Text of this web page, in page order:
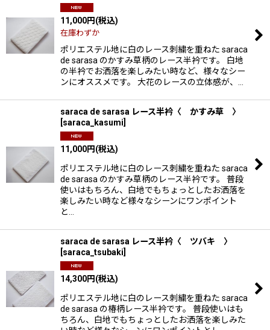
11,000円(税込)
在庫わずか
ポリエステル地に白のレース刺繍を重ねた saraca
de sarasa のかすみ草柄のレース半衿です。 白地
の半衿でお洒落を楽しみたい時など、様々なシー
ンにオススメです。 大花のレースの立体感が、…
saraca de sarasa レース半衿〈 かすみ草 〉
saraca_kasumi
11,000円(税込)
ポリエステル地に白のレース刺繍を重ねた saraca
de sarasa のかすみ草柄のレース半衿です。 普段
使いはもちろん、白地でもちょっとしたお洒落を
楽しみたい時など様々なシーンにワンポイント
と…
saraca de sarasa レース半衿〈 ツバキ 〉
saraca_tsubaki
14,300円(税込)
ポリエステル地に白のレース刺繍を重ねた saraca
de sarasa の椿柄レース半衿です。 普段使いはも
ちろん、白地でもちょっとしたお洒落を楽しみた